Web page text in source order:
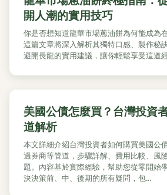
開人潮的實用技巧
你是否想知道龍華市場蔥油餅為何能成為
這篇文章將深入解析其獨特口感、製作秘
避開長龍的實用建議，讓你輕鬆享受這道
美國公債怎麼買？台灣投資
道解析
本文詳細介紹台灣投資者如何購買美國公
過券商等管道，步驟詳解、費用比較、風
題。內容基於實際經驗，幫助您從零開始
決決策前、中、後期的所有疑問，包...